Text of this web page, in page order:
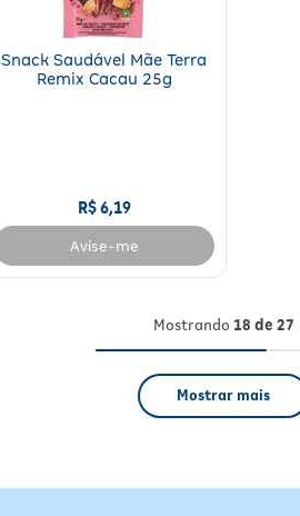
Snack Saudável Mãe Terra
Remix Cacau 25g
R$ 6,19
Avise-me
Mostrando 18 de 27
Mostrar mais